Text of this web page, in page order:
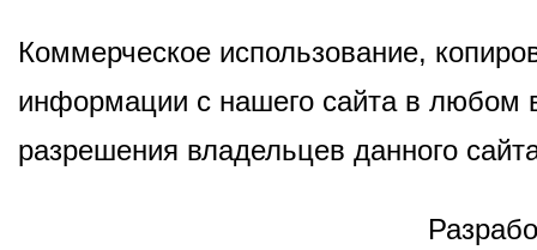
Коммерческое использование,
информации с нашего сайта в любом
разрешения владельцев данного